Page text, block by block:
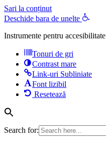
Sari la conținut
Deschide bara de unelte
Instrumente pentru accesibilitate
Tonuri de gri
Contrast mare
Link-uri Subliniate
Font lizibil
Resetează
Search for: